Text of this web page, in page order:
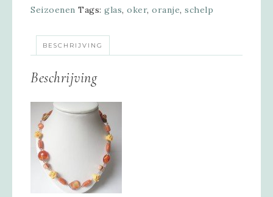
Seizoenen Tags: glas, oker, oranje, schelp
BESCHRIJVING
Beschrijving